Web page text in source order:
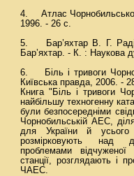
4. Атлас
1996. - 26 с.
5. Бар’яхтар В. Г.
Бар’яхтар. - К. : Наукова
6. Біль і тривоги
Київська правда, 2006. -
Книга "Біль і тривоги
найбільшу техногенну
були безпосередніми
Чорнобильській АЕС,
для України й усього
розмірковують над
проблемами відчуженої
станції, розглядають і
ЧАЕС.